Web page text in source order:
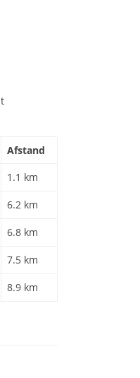
Afstand
1.1 km
6.2 km
6.8 km
7.5 km
8.9 km